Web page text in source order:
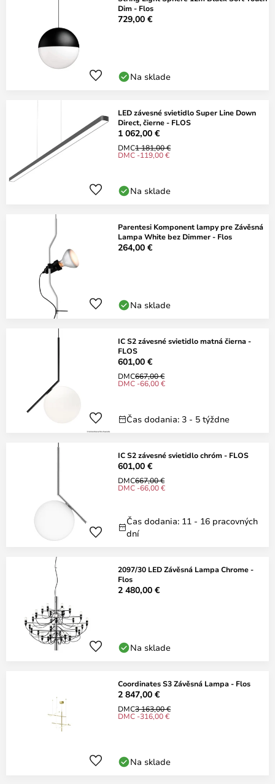
Dim - Flos
729,00 €
Na sklade
LED závesné svietidlo Super Line Down
Direct, čierne - FLOS
1 062,00 €
DMC1 181,00 €
DMC -119,00 €
Na sklade
Parentesi Komponent lampy pre Závěsná
Lampa White bez Dimmer - Flos
264,00 €
Na sklade
IC S2 závesné svietidlo matná čierna -
FLOS
601,00 €
DMC667,00 €
DMC -66,00 €
Čas dodania: 3 - 5 týždne
IC S2 závesné svietidlo chróm - FLOS
601,00 €
DMC667,00 €
DMC -66,00 €
Čas dodania: 11 - 16 pracovných
dní
2097/30 LED Závěsná Lampa Chrome -
Flos
2 480,00 €
Na sklade
Coordinates S3 Závěsná Lampa - Flos
2 847,00 €
DMC3 163,00 €
DMC -316,00 €
Na sklade